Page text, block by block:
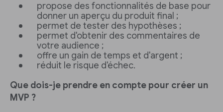
propose des fonctionnalités de base pour
donner un aperçu du produit final ;
permet de tester des hypothèses ;
permet d'obtenir des commentaires de
votre audience ;
offre un gain de temps et d'argent ;
réduit le risque d'échec.
Que dois-je prendre en compte pour créer un
MVP ?